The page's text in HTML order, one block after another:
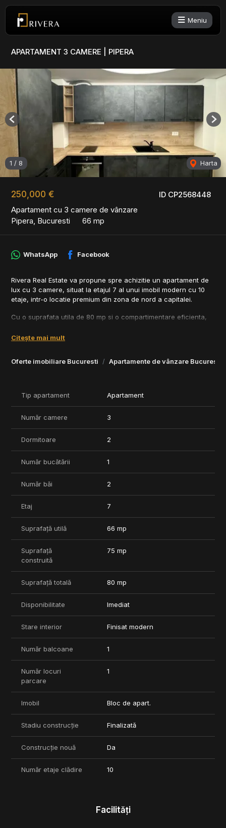
Meniu
APARTAMENT 3 CAMERE | PIPERA
ID CP2568448
250,000 €
Apartament cu 3 camere de vânzare
Pipera, Bucuresti
66 mp
1 / 8 Harta
Previous
Oferte imobiliare Bucuresti Apartamente de vânzare Bucuresti
WhatsApp Facebook
Rivera Real Estate va propune spre achizitie un apartament de
lux cu 3 camere, situat la etajul 7 al unui imobil modern cu 10
etaje, intr-o locatie premium din zona de nord a capitalei.
Cu o suprafata utila de 80 mp si o compartimentare eficienta,
space complet utilata, doua dormitoare, doua bai moderne, hol
Proprietatea impresioneaza prin finisaje de inalta calitate si
- Ceramica premium, parchet de trafic intens
- Plafon iluminat tip Barrisol
- Usa de acces securizata
- Videointerfon
facilitati de top: piscina semiolimpica, centru wellness, sala de
Apartamentul se vinde complet mobilat si echipat, exact ca in
fotografii, si include in pret un loc de parcare subteran.
Va stam la dispozitie pentru informatii suplimentare si
programarea unei vizionari.
Citește mai mult
Tip apartament Apartament
Număr camere 3
Dormitoare 2
Număr bucătării 1
Număr băi 2
Etaj 7
Suprafață utilă 66 mp
Suprafață
construită
75 mp
Suprafață totală 80 mp
Disponibilitate Imediat
Stare interior Finisat modern
Număr balcoane 1
Număr locuri
parcare
1
Imobil Bloc de apart.
Stadiu construcție Finalizată
Construcție nouă Da
Număr etaje clădire 10
Facilități